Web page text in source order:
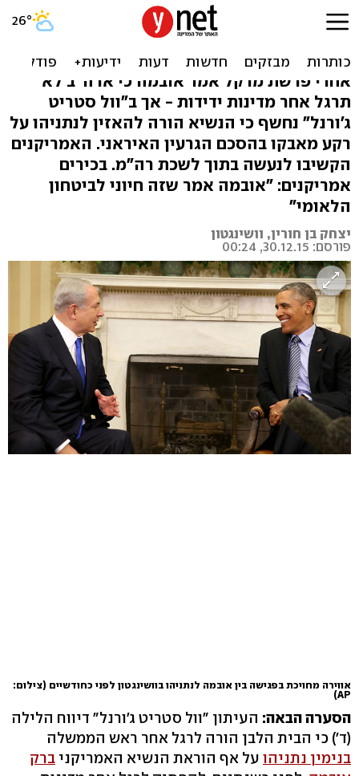
דיווח: "אובמה הורה לרגל
אחר נתניהו"
אחרי פרשת מרקל אמר אובמה כי ארה"ב לא
תרגל אחר מדינות ידידות - אך ב"וול סטריט
ג'ורנל" נחשף כי הנשיא הורה להאזין לנתניהו על
רקע מאבקו בהסכם הגרעין האיראני. האמריקנים
הקשיבו לנעשה בתוך לשכת רה"מ. בכירים
אמריקנים: "אובמה אמר שזה חיוני לביטחון
הלאומי"
יצחק בן חורין, וושינגטון
פורסם: 30.12.15, 00:24
אווירה מחויכת בפגישה בין אובמה לנתניהו בוושינגטון לפני כחודשיים (צילום:
AP)
הסערה הבאה: העיתון "וול סטריט ג'ורנל" דיווח הלילה
(ד') כי הבית הלבן הורה לרגל אחר ראש הממשלה
בנימין נתניהו על אף הוראת הנשיא האמריקני ברק